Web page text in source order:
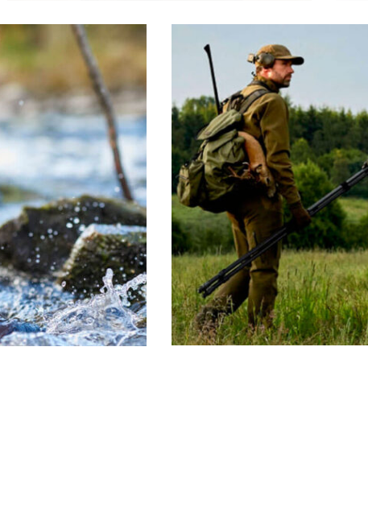
MUJER
ROPA TÉCNICA
DESCUBRE